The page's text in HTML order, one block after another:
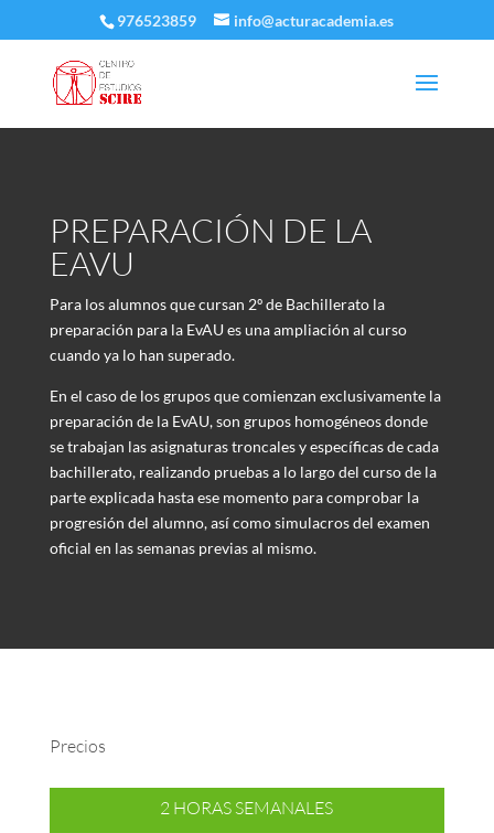
976523859 info@acturacademia.es
PREPARACIÓN DE LA
EAVU
Para los alumnos que cursan 2º de Bachillerato la
preparación para la EvAU es una ampliación al curso
cuando ya lo han superado.
En el caso de los grupos que comienzan exclusivamente la
preparación de la EvAU, son grupos homogéneos donde
se trabajan las asignaturas troncales y específicas de cada
bachillerato, realizando pruebas a lo largo del curso de la
parte explicada hasta ese momento para comprobar la
progresión del alumno, así como simulacros del examen
oficial en las semanas previas al mismo.
Precios
2 HORAS SEMANALES